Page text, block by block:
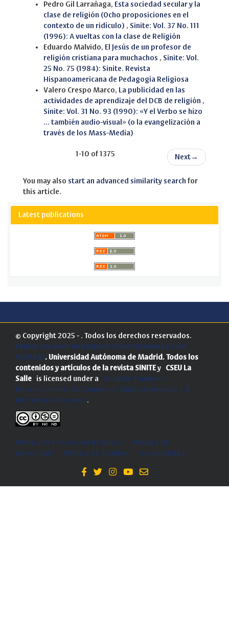
Pedro Gil Larrañaga, Esta sociedad secular y la
clase de religión (Ocho proposiciones en el
contexto de un ridículo) , Sinite: Vol. 37 No. 111
(1996): A vueltas con la clase de Religión
Eduardo Malvido, El Jesús de un profesor de
religión cristiana para muchachos , Sinite: Vol.
25 No. 75 (1984): Sinite. Revista
Hispanoamericana de Pedagogía Religiosa
Valero Crespo Marco, La publicidad en las
actividades de aprendizaje del DCB de religión ,
Sinite: Vol. 31 No. 93 (1990): «Y el Verbo se hizo
... también audio-visual» (o la evangelización a
través de los Mass-Media)
1-10 of 1375 Next →
You may also start an advanced similarity search for
this article.
Latest publications
© Copyright 2025 - . Todos los derechos reservados.
Centro Superior de Estudios Universitarios La Salle
(CSEULS). Universidad Autónoma de Madrid. Todos los
contenidos y artículos de la revista SINITEy CSEU La
Salle is licensed under a Creative Commons
Reconocimiento-NoComercial-SinObraDerivada 4.0
Internacional License.
Política de Protección de Datos -
Politica de
privacidad
- Política de cookies - Accesibilidad